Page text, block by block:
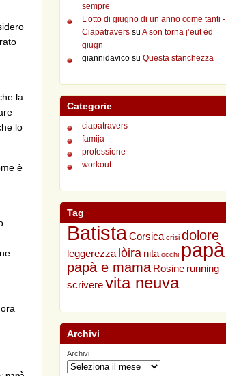
la
lo
è
sempre
L’otto di giugno di un anno come tanti -
Ciapatravers su A son torna j’eut ëd
giugn
giannidavico su Questa stanchezza
Categorie
ciapatravers
famija
professione
workout
Tag
Batista Corsica crisi dolore
leggerezza lòira nita occhi papà
papà e mama Rosine running
scriverevita neuva
Archivi
Archivi